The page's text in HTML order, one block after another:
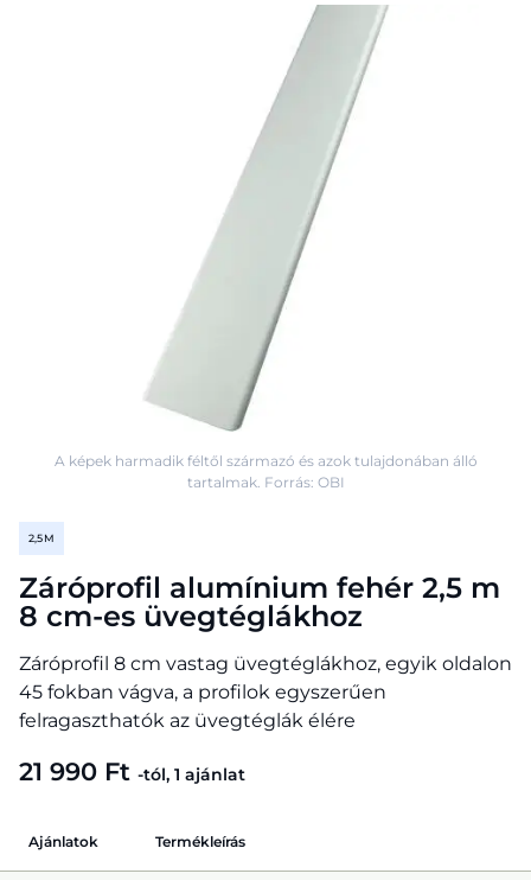
2,5 M
Záróprofil alumínium fehér 2,5 m
8 cm-es üvegtéglákhoz
Záróprofil 8 cm vastag üvegtéglákhoz, egyik oldalon
45 fokban vágva, a profilok egyszerűen
felragaszthatók az üvegtéglák élére
21 990 Ft -tól, 1 ajánlat
A képek harmadik féltől származó és azok tulajdonában álló
tartalmak. Forrás: OBI
Ajánlatok Termékleírás